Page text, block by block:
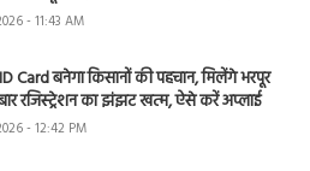
- 11:43 AM
Card बनेगा किसानों की पहचान, मिलेंगे भरपूर
रजिस्ट्रेशन का झंझट खत्म, ऐसे करें अप्लाई
- 12:42 PM